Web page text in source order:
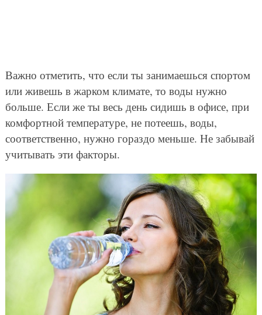
Важно отметить, что если ты занимаешься спортом
или живешь в жарком климате, то воды нужно
больше. Если же ты весь день сидишь в офисе, при
комфортной температуре, не потеешь, воды,
соответственно, нужно гораздо меньше. Не забывай
учитывать эти факторы.